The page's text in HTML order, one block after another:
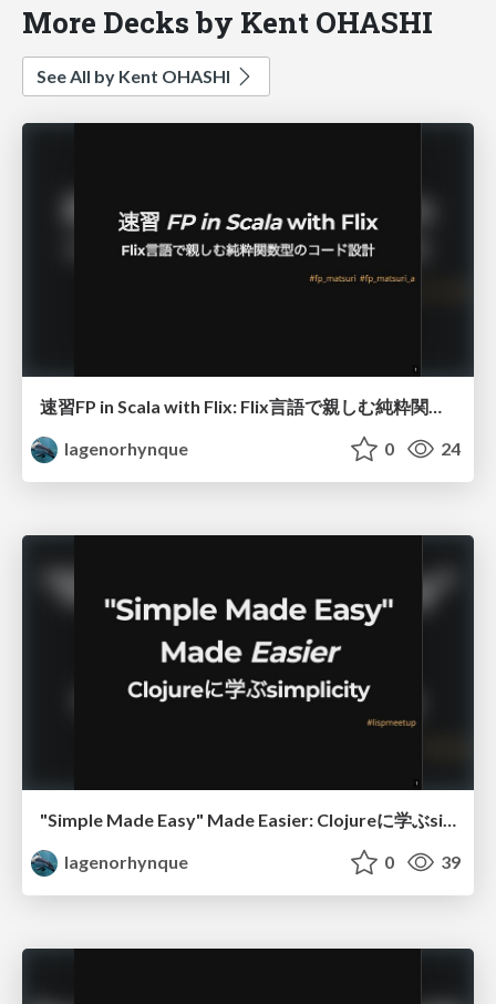
More Decks by Kent OHASHI
See All by Kent OHASHI
速習FP in Scala with Flix: Flix言語で親しむ純粋関数型のコード設計
lagenorhynque
0 24
lagenorhynque
0 39